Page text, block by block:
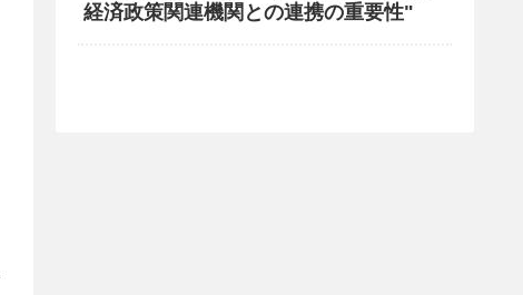
経済政策関連機関との連携の重要性"